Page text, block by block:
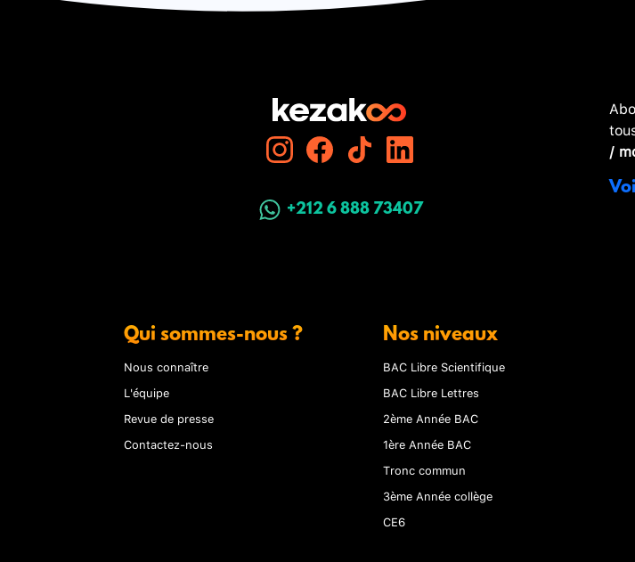
+212 6 888 73407
/
Qui sommes-nous ?
Nous connaître
L'équipe
Revue de presse
Contactez-nous
Nos niveaux
BAC Libre Scientifique
BAC Libre Lettres
2ème Année BAC
1ère Année BAC
Tronc commun
3ème Année collège
CE6